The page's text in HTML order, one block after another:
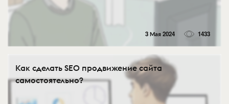
3 Мая 2024 1433
Как сделать SEO продвижение сайта
самостоятельно?